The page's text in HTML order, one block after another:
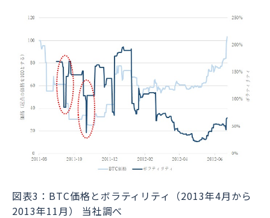
図表3：BTC価格とボラティリティ（2013年4月から
2013年11月） 当社調べ